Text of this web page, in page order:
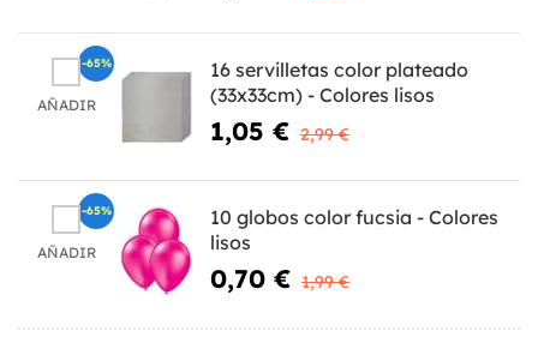
AÑADIR
16 servilletas color plateado
(33x33cm) - Colores lisos
1,05 € 2,99 €
-65%
AÑADIR
10 globos color fucsia - Colores
lisos
0,70 € 1,99 €
-65%